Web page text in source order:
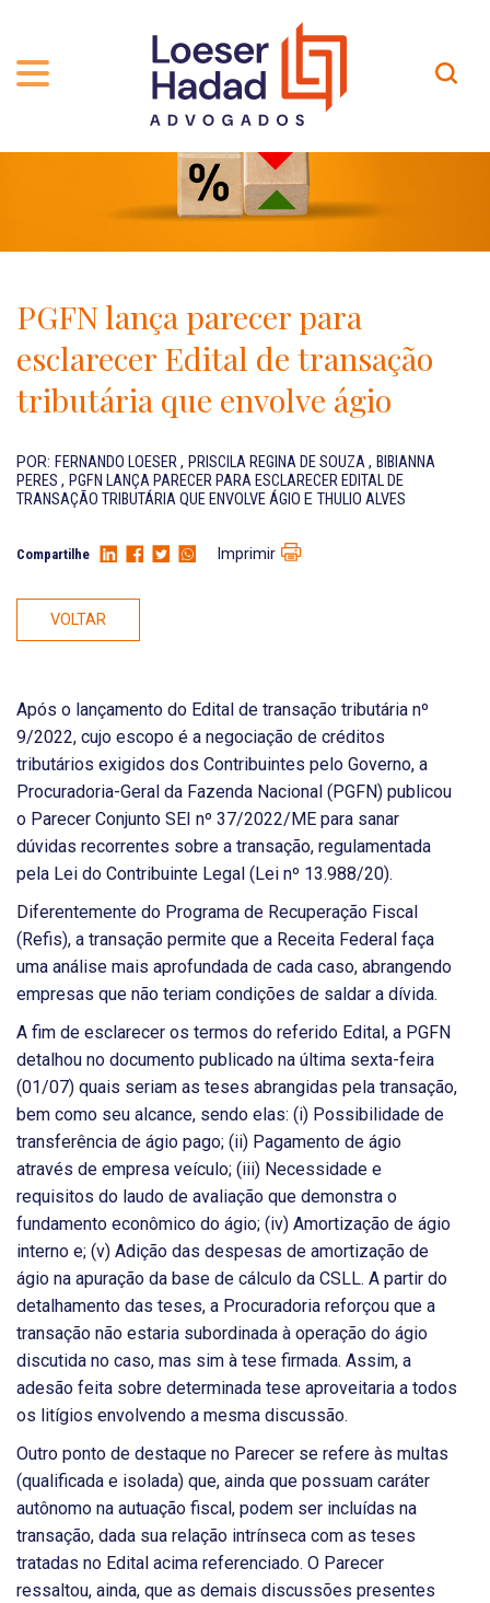
TRAJETÓRIA
INCLUSÃO E DIVERSIDADE
PRÊMIOS
NOSSA EQUIPE
ÁREAS DE ATUAÇÃO
PROFISSIONAIS
CARREIRA
Contato
Localização
PGFN lança parecer para
esclarecer Edital de transação
tributária que envolve ágio
POR: FERNANDO LOESER, PRISCILA REGINA DE SOUZA, BIBIANNA
PERES , PGFN LANÇA PARECER PARA ESCLARECER EDITAL DE
TRANSAÇÃO TRIBUTÁRIA QUE ENVOLVE ÁGIO E THULIO ALVES
Compartilhe Imprimir
VOLTAR
Após o lançamento do Edital de transação tributária nº
9/2022, cujo escopo é a negociação de créditos
tributários exigidos dos Contribuintes pelo Governo, a
Procuradoria-Geral da Fazenda Nacional (PGFN) publicou
o Parecer Conjunto SEI nº 37/2022/ME para sanar
dúvidas recorrentes sobre a transação, regulamentada
pela Lei do Contribuinte Legal (Lei nº 13.988/20).
Diferentemente do Programa de Recuperação Fiscal
(Refis), a transação permite que a Receita Federal faça
uma análise mais aprofundada de cada caso, abrangendo
empresas que não teriam condições de saldar a dívida.
A fim de esclarecer os termos do referido Edital, a PGFN
detalhou no documento publicado na última sexta-feira
(01/07) quais seriam as teses abrangidas pela transação,
bem como seu alcance, sendo elas: (i) Possibilidade de
transferência de ágio pago; (ii) Pagamento de ágio
através de empresa veículo; (iii) Necessidade e
requisitos do laudo de avaliação que demonstra o
fundamento econômico do ágio; (iv) Amortização de ágio
interno e; (v) Adição das despesas de amortização de
ágio na apuração da base de cálculo da CSLL. A partir do
detalhamento das teses, a Procuradoria reforçou que a
transação não estaria subordinada à operação do ágio
discutida no caso, mas sim à tese firmada. Assim, a
adesão feita sobre determinada tese aproveitaria a todos
os litígios envolvendo a mesma discussão.
Outro ponto de destaque no Parecer se refere às multas
(qualificada e isolada) que, ainda que possuam caráter
autônomo na autuação fiscal, podem ser incluídas na
transação, dada sua relação intrínseca com as teses
tratadas no Edital acima referenciado. O Parecer
ressaltou, ainda, que as demais discussões presentes